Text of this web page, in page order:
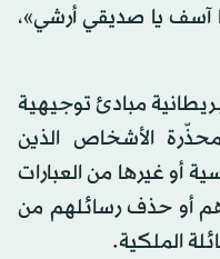
آسف يا صديقي أرشي»،
مبادئ توجيهية
الأشخاص الذين
أو غيرها من العبارات
أو حذف رسائلهم من
الملكية.